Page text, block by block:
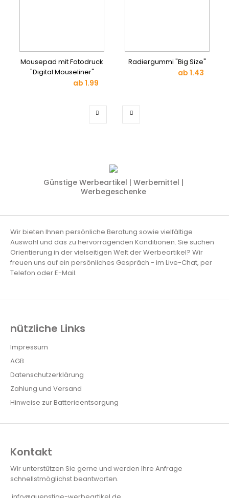
Mousepad mit Fotodruck
"Digital Mouseliner"
ab 1.99
Radiergummi "Big Size"
ab 1.43
Günstige Werbeartikel | Werbemittel |
Werbegeschenke
Wir bieten Ihnen persönliche Beratung sowie vielfältige
Auswahl und das zu hervorragenden Konditionen. Sie suchen
Orientierung in der vielseitigen Welt der Werbeartikel? Wir
freuen uns auf ein persönliches Gespräch - im Live-Chat, per
Telefon oder E-Mail.
nützliche Links
Impressum
AGB
Datenschutzerklärung
Zahlung und Versand
Hinweise zur Batterieentsorgung
Kontakt
Wir unterstützen Sie gerne und werden Ihre Anfrage
schnellstmöglichst beantworten.